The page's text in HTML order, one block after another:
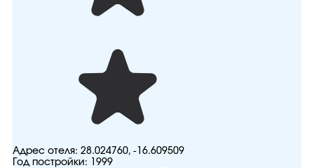
Адрес отеля: 28.024760, -16.609509
Год постройки:
1999